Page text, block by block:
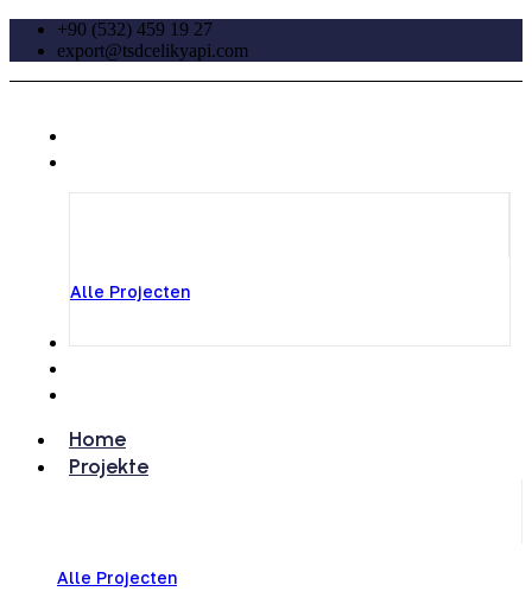
+90 (532) 459 19 27
export@tsdcelikyapi.com
Alle Projecten
Home
Projekte
Alle Projecten